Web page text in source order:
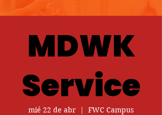
MDWK
Service
mié 22 de abr
  |
FWC Campus